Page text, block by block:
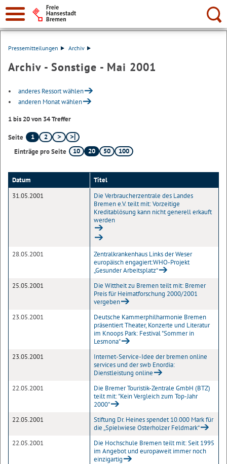
Suche:
Pressemitteilungen Archiv
Archiv - Sonstige - Mai 2001
anderes Ressort wählen
anderen Monat wählen
1 bis 20 von 34 Treffer
Seite 1
2
Einträge pro Seite
10 20 50 100
Datum
Titel
31.05.2001
Die Verbraucherzentrale des Landes
Bremen e.V. teilt mit: Vorzeitige
Kreditablösung kann nicht generell erkauft
werden
28.05.2001
Zentralkrankenhaus Links der Weser
europäisch engagiert:WHO-Projekt
„Gesunder Arbeitsplatz“
25.05.2001
Die Wittheit zu Bremen teilt mit: Bremer
Preis für Heimatforschung 2000/2001
vergeben
23.05.2001
Deutsche Kammerphilharmonie Bremen
präsentiert Theater, Konzerte und Literatur
im Knoops Park: Festival "Sommer in
Lesmona"
23.05.2001
Internet-Service-Idee der bremen online
services und der swb Enordia:
Dienstleistung online
22.05.2001
Die Bremer Touristik-Zentrale GmbH (BTZ)
teilt mit: "Kein Vergleich zum Top-Jahr
2000"
22.05.2001
Stiftung Dr. Heines spendet 10.000 Mark für
die „Spielwiese Osterholzer Feldmark“
22.05.2001
Die Hochschule Bremen teilt mit: Seit 1995
im Angebot und europaweit immer noch
einzigartig